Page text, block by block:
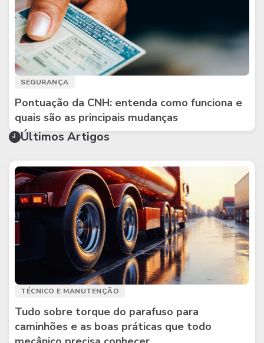
SEGURANÇA
Pontuação da CNH: entenda como funciona e
quais são as principais mudanças
Últimos Artigos
TÉCNICO E MANUTENÇÃO
Tudo sobre torque do parafuso para
caminhões e as boas práticas que todo